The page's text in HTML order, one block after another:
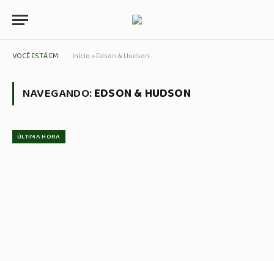
VOCÊ ESTÁ EM: Início »Edson & Hudson
NAVEGANDO:EDSON & HUDSON
ÚLTIMA HORA